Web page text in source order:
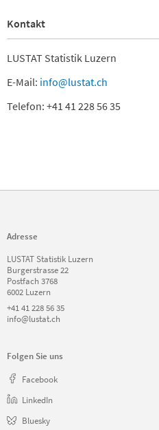
Kontakt
LUSTAT Statistik Luzern
E-Mail: info@lustat.ch
Telefon: +41 41 228 56 35
Adresse
LUSTAT Statistik Luzern
Burgerstrasse 22
Postfach 3768
6002 Luzern
+41 41 228 56 35
info@lustat.ch
Folgen Sie uns
Facebook
LinkedIn
Bluesky